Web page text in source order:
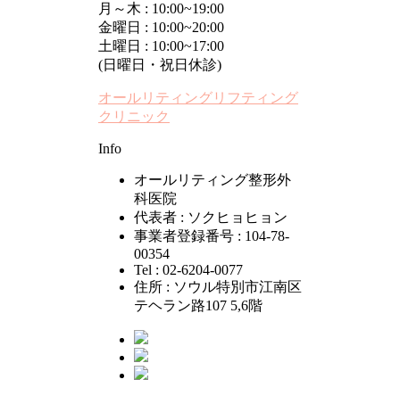
月～木 : 10:00~19:00
金曜日 : 10:00~20:00
土曜日 : 10:00~17:00
(日曜日・祝日休診)
オールリティングリフティング
クリニック
Info
オールリティング整形外
科医院
代表者 : ソクヒョヒョン
事業者登録番号 : 104-78-
00354
Tel : 02-6204-0077
住所 : ソウル特別市江南区
テヘラン路107 5,6階